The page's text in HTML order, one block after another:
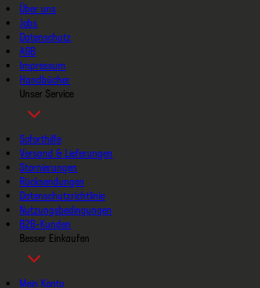
Über uns
Jobs
Datenschutz
AGB
Impressum
Handbücher
Unser Service
Soforthilfe
Versand & Lieferungen
Stornierungen
Rücksendungen
Datenschutzrichtlinie
Nutzungsbedingungen
B2B-Kunden
Besser Einkaufen
Mein Konto